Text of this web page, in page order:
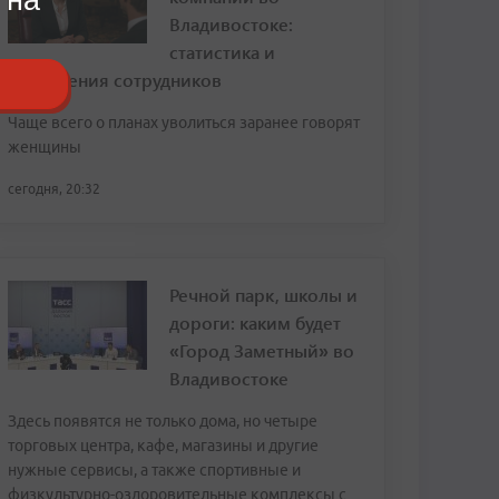
Владивостоке:
статистика и
откровения сотрудников
Чаще всего о планах уволиться заранее говорят
женщины
сегодня, 20:32
Речной парк, школы и
дороги: каким будет
«Город Заметный» во
Владивостоке
Здесь появятся не только дома, но четыре
торговых центра, кафе, магазины и другие
нужные сервисы, а также спортивные и
физкультурно-оздоровительные комплексы с